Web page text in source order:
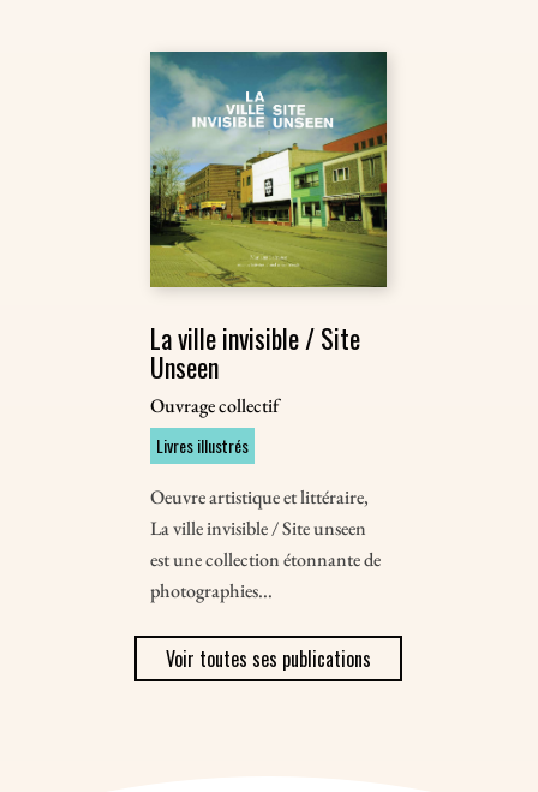
La ville invisible / Site
Unseen
Ouvrage collectif
Livres illustrés
Oeuvre artistique et littéraire,
La ville invisible / Site unseen
est une collection étonnante de
photographies...
Voir toutes ses publications